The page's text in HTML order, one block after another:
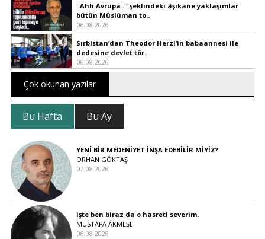
''Ahh Avrupa..'' şeklindeki âşıkâne yaklaşımlar
bütün Müslüman to..
06.08.2026
Sırbistan’dan Theodor Herzl’in babaannesi ile
dedesine devlet tör..
06.08.2026
Çok okunan yazılar
Bu Hafta Bu Ay
YENİ BİR MEDENİYET İNŞA EDEBİLİR MİYİZ?
ORHAN GÖKTAŞ
07.08.2026
işte ben biraz da o hasreti severim.
MUSTAFA AKMEŞE
06.08.2026